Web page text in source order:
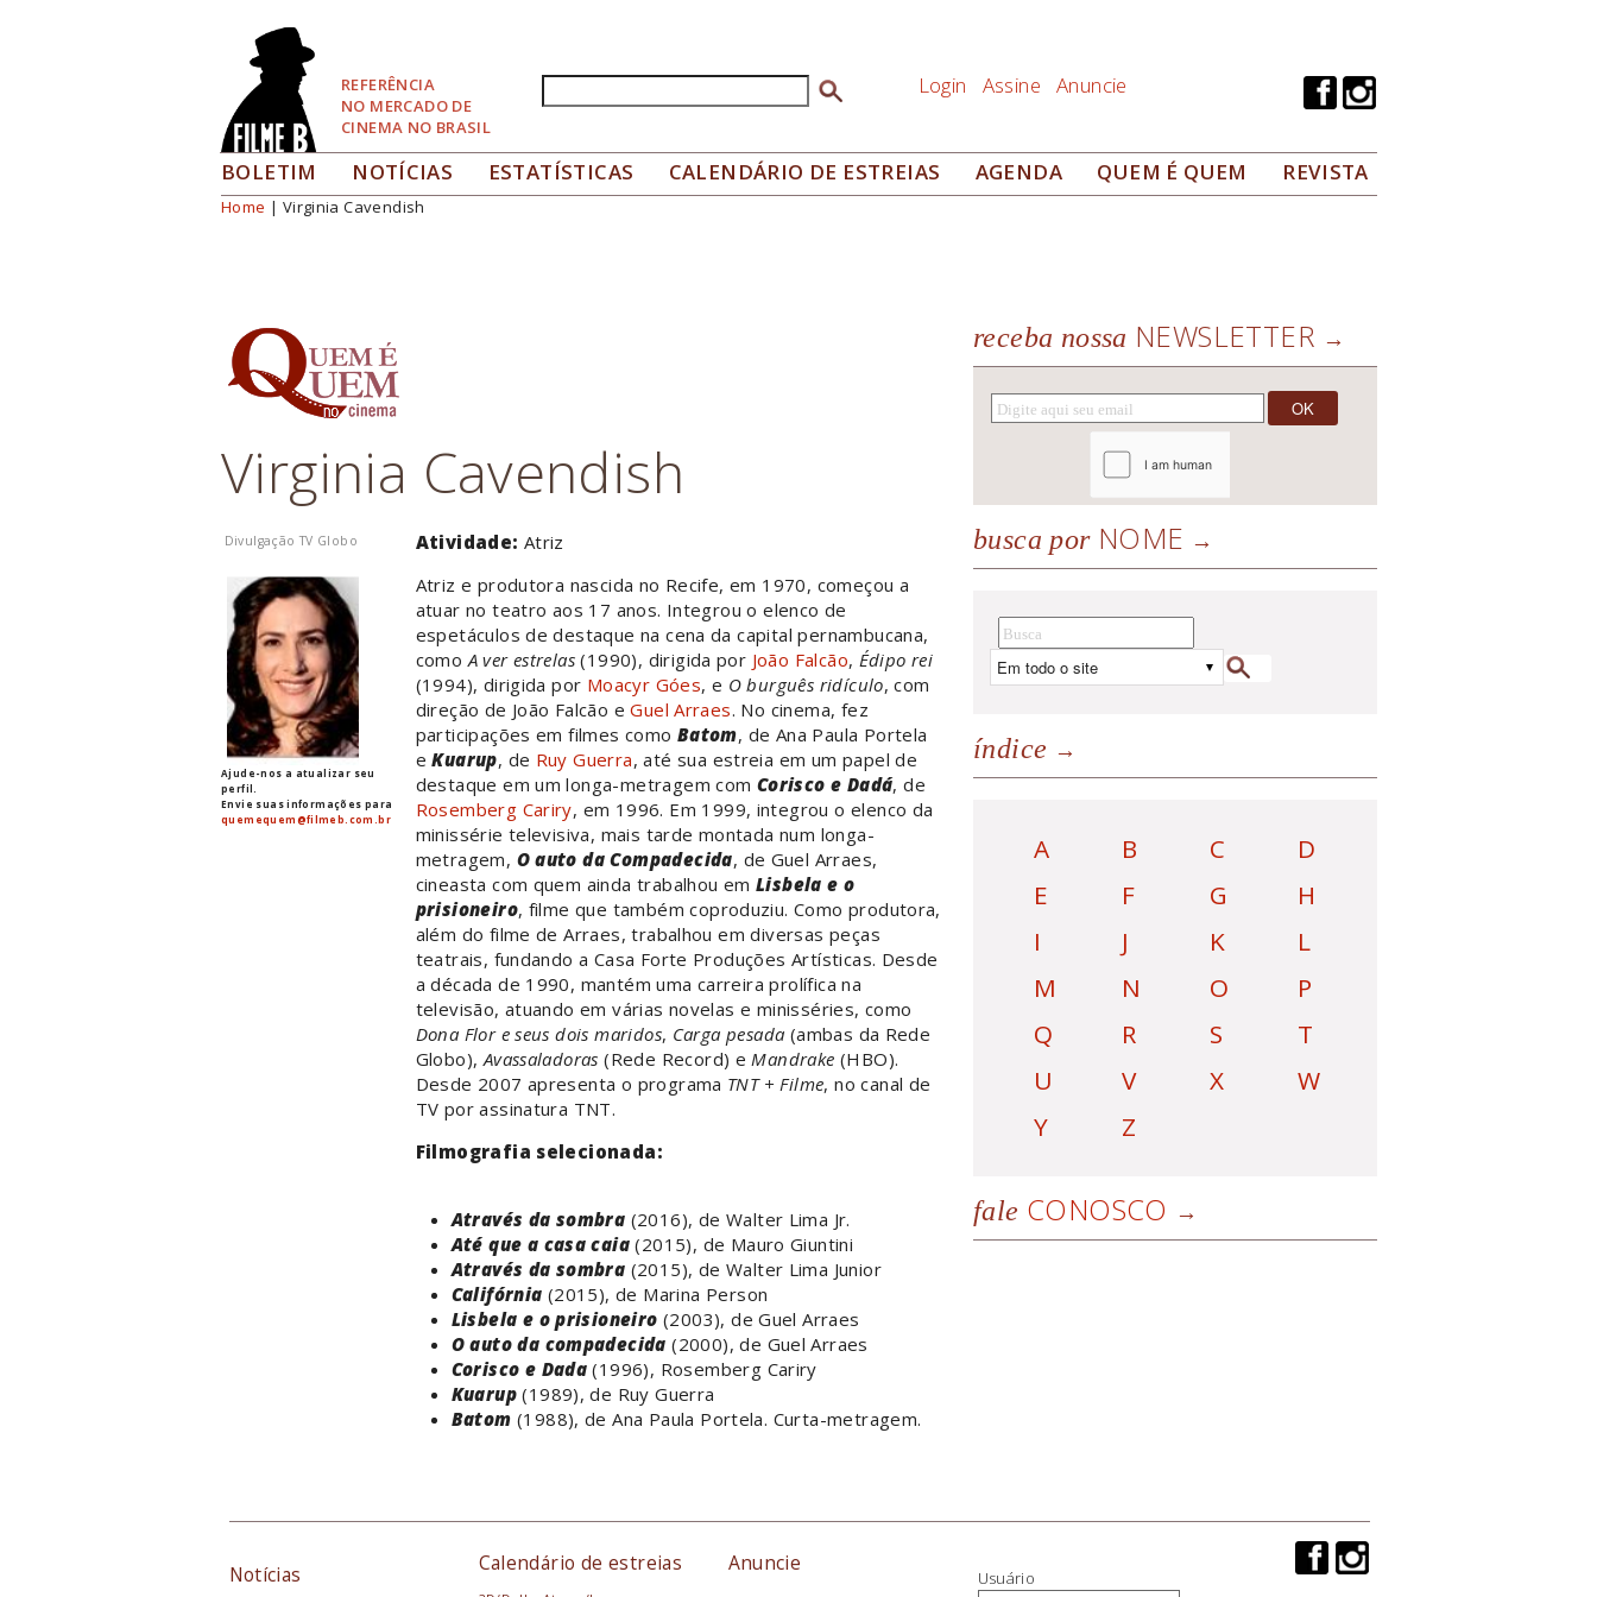
REFERÊNCIA
NO MERCADO DE
CINEMA NO BRASIL
Formulário de busca Login Assine Anuncie
BOLETIM NOTÍCIAS ESTATÍSTICAS CALENDÁRIO DE ESTREIAS AGENDA QUEM É QUEM REVISTA
Você está aqui
Home | Virginia Cavendish
Virginia Cavendish
Divulgação TV Globo
Ajude-nos a atualizar seu
perfil.
Envie suas informações para
quemequem@filmeb.com.br
Atividade: Atriz
Atriz e produtora nascida no Recife, em 1970, começou a
atuar no teatro aos 17 anos. Integrou o elenco de
espetáculos de destaque na cena da capital pernambucana,
comoA ver estrelas (1990), dirigida por João Falcão, Édipo rei
(1994), dirigida por Moacyr Góes, e O burguês ridículo, com
direção de João Falcão eGuel Arraes. No cinema, fez
participações em filmes como Batom, de Ana Paula Portela
eKuarup, de Ruy Guerra, até sua estreia em um papel de
destaque em um longa-metragem com Corisco e Dadá, de
Rosemberg Cariry, em 1996. Em 1999, integrou o elenco da
minissérie televisiva, mais tarde montada num longa-
metragem, O auto da Compadecida, de Guel Arraes,
cineasta com quem ainda trabalhou emLisbela e o
prisioneiro, filme que também coproduziu. Como produtora,
além do filme de Arraes, trabalhou em diversas peças
teatrais, fundando a Casa Forte Produções Artísticas. Desde
a década de 1990, mantém uma carreira prolífica na
televisão, atuando em várias novelas e minisséries, como
Dona Flor e seus dois maridos, Carga pesada (ambas da Rede
Globo),Avassaladoras (Rede Record) eMandrake (HBO).
Desde 2007 apresenta o programa TNT + Filme, no canal de
TV por assinatura TNT.
Filmografia selecionada:
Através da sombra (2016), de Walter Lima Jr.
Até que a casa caia (2015), de Mauro Giuntini
Através da sombra (2015), de Walter Lima Junior
Califórnia (2015), de Marina Person
Lisbela e o prisioneiro (2003), de Guel Arraes
O auto da compadecida (2000), de Guel Arraes
Corisco e Dada (1996), Rosemberg Cariry
Kuarup(1989), de Ruy Guerra
Batom (1988), de Ana Paula Portela. Curta-metragem.
receba nossa NEWSLETTER
busca porNOME
índice
A B C
D
E
F G
H
I
J K
L
M
N O
P
Q
R S
T
U
V X
W
Y
Z
fale CONOSCO
Notícias Calendário de estreias Anuncie
Usuário